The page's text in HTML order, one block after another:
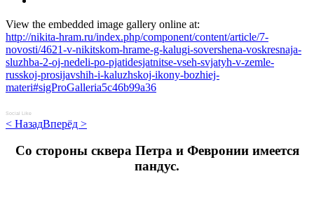
View the embedded image gallery online at:
http://nikita-hram.ru/index.php/component/content/article/7-
novosti/4621-v-nikitskom-hrame-g-kalugi-sovershena-voskresnaja-
sluzhba-2-oj-nedeli-po-pjatidesjatnitse-vseh-svjatyh-v-zemle-
russkoj-prosijavshih-i-kaluzhskoj-ikony-bozhiej-
materi#sigProGalleria5c46b99a36
Social Like
< НазадВперёд >
Cо стороны сквера Петра и Февронии имеется
пандус.